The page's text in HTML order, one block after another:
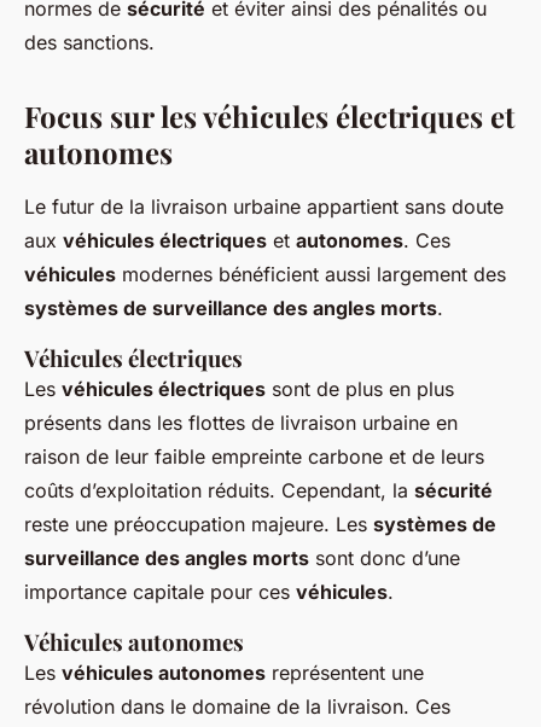
normes de sécurité et éviter ainsi des pénalités ou
des sanctions.
Focus sur les véhicules électriques et
autonomes
Le futur de la livraison urbaine appartient sans doute
aux véhicules électriques et autonomes. Ces
véhicules modernes bénéficient aussi largement des
systèmes de surveillance des angles morts.
Véhicules électriques
Les véhicules électriques sont de plus en plus
présents dans les flottes de livraison urbaine en
raison de leur faible empreinte carbone et de leurs
coûts d’exploitation réduits. Cependant, la sécurité
reste une préoccupation majeure. Les systèmes de
surveillance des angles morts sont donc d’une
importance capitale pour ces véhicules.
Véhicules autonomes
Les véhicules autonomes représentent une
révolution dans le domaine de la livraison. Ces